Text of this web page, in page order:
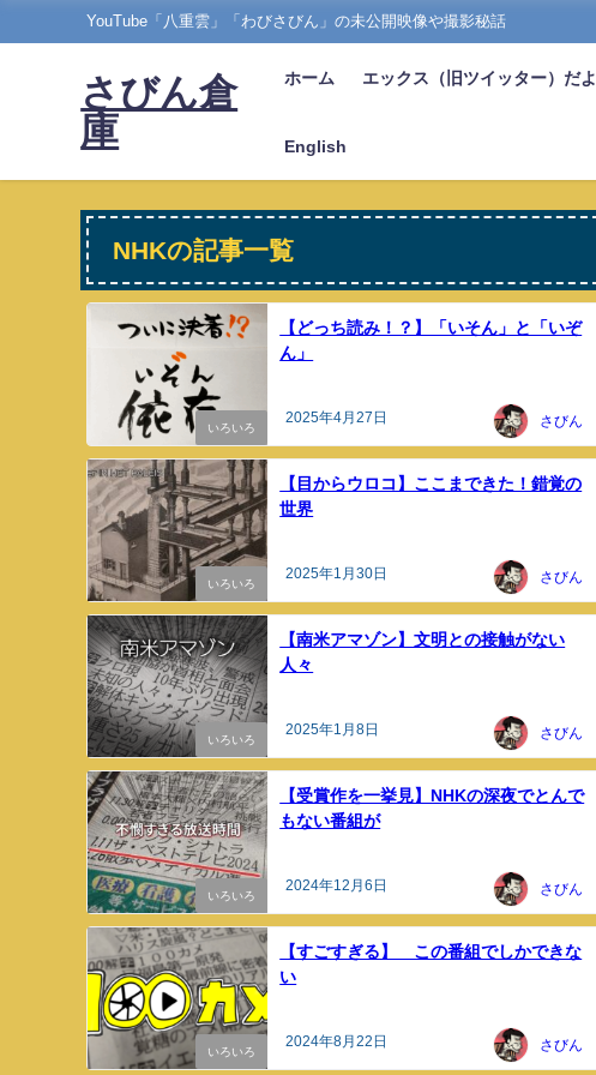
YouTube「八重雲」「わびさびん」の未公開映像や撮影秘話
さびん倉
庫
ホーム エックス（旧ツイッター）だよ
English
NHKの記事一覧
いろいろ
【どっち読み！？】「いそん」と「いぞ
ん」
2025年4月27日 さびん
いろいろ
【目からウロコ】ここまできた！錯覚の
世界
2025年1月30日 さびん
いろいろ
【南米アマゾン】文明との接触がない
人々
2025年1月8日 さびん
いろいろ
【受賞作を一挙見】NHKの深夜でとんで
もない番組が
2024年12月6日 さびん
いろいろ
【すごすぎる】 この番組でしかできな
い
2024年8月22日 さびん